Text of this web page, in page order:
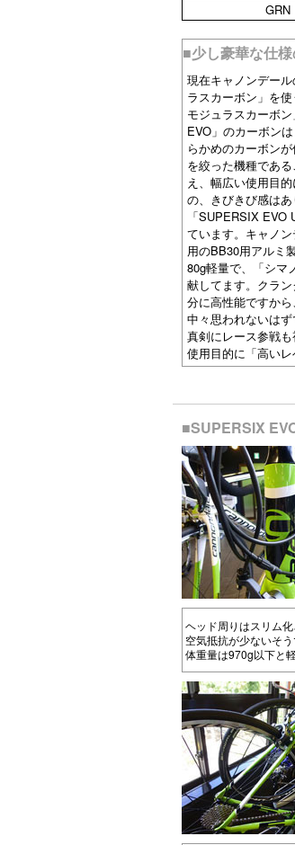
GRN
■少し豪華な仕
現在キャノンデー
ラスカーボン」を
モジュラスカーボ
EVO」のカーボン
らかめのカーボン
を絞った機種であ
え、幅広い使用目
の、きびきび感は
「SUPERSIX
ています。キャノ
用のBB30用アルミ
80g軽量で、「シマ
献してます。クラ
分に高性能ですか
中々思われないは
真剣にレース参戦
使用目的に「高いレ
■SUPERSIX
ヘッド周りはスリム
空気抵抗が少ないそ
体重量は970g以下と軽